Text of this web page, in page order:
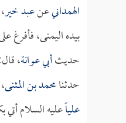
الهمدانيعنعبد خير
بيده اليمنى، فأفرغ
حديثأبي عوانة،
حدثنامحمد بن المثنى
علياًعليه السلام